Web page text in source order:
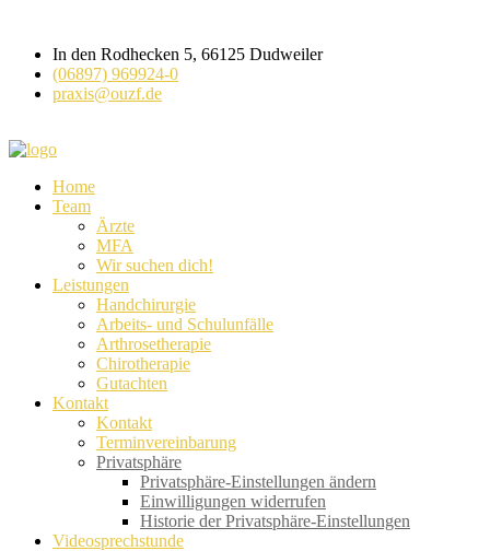
In den Rodhecken 5, 66125 Dudweiler
(06897) 969924-0
praxis@ouzf.de
Home
Team
Ärzte
MFA
Wir suchen dich!
Leistungen
Handchirurgie
Arbeits- und Schulunfälle
Arthrosetherapie
Chirotherapie
Gutachten
Kontakt
Kontakt
Terminvereinbarung
Privatsphäre
Privatsphäre-Einstellungen ändern
Einwilligungen widerrufen
Historie der Privatsphäre-Einstellungen
Videosprechstunde